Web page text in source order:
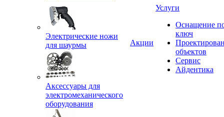
Электрические ножи
для шаурмы
Аксессуары для
электромеханического
оборудования
Акции
Услуги
Оснащение
ключ
объектов
Сервис
Айдентика